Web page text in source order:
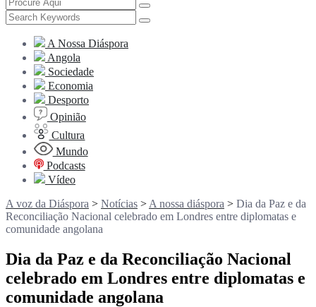
A Nossa Diáspora
Angola
Sociedade
Economia
Desporto
Opinião
Cultura
Mundo
Podcasts
Vídeo
A voz da Diáspora > Notícias > A nossa diáspora > Dia da Paz e da
Reconciliação Nacional celebrado em Londres entre diplomatas e
comunidade angolana
Dia da Paz e da Reconciliação Nacional
celebrado em Londres entre diplomatas e
comunidade angolana